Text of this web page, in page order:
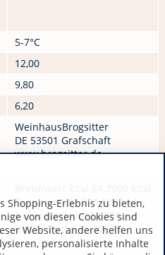
5-7°C
12,00
9,80
6,20
WeinhausBrogsitter
DE 53501 Grafschaft
www.brogsitter.de
Brennwert kJ 271,0000 kJ
Kohlenhydrate 1,6000 g
davon Zucker 1,3000 g
Shopping-Erlebnis zu bieten,
von diesen Cookies sind
Website, andere helfen uns
personalisierte Inhalte